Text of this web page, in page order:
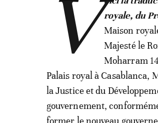
V royale, du
Maison
Majesté le
Moharram
Palais royal à Casablanca,
la Justice et du
gouvernement,